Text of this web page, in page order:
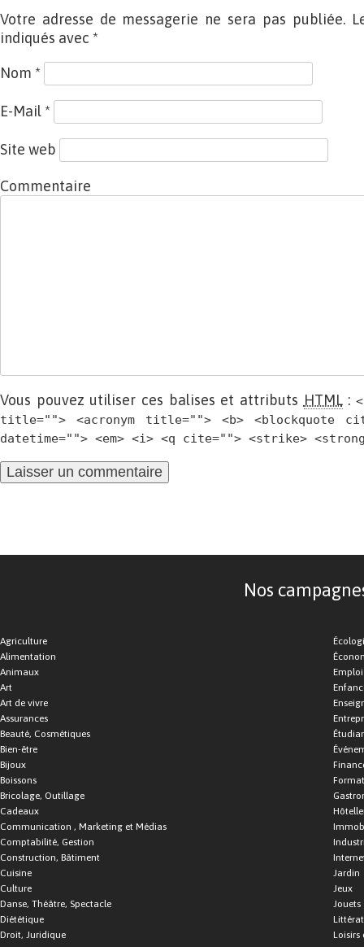
Votre adresse de messagerie ne sera pas publiée.
indiqués avec *
Nom *
E-Mail *
Site web
Commentaire
Vous pouvez utiliser ces balises et attributs HTML:
title=""> <acronym title=""> <b> <blockquote
datetime=""> <em> <i> <q cite=""> <strike>
Nos
Agriculture
Alimentation
Animaux
Art
Art de vivre
Assurances
Beauté, Cosmétiques
Bien-être
Bijoux
Boissons
Bricolage, Outillage
Cadeaux
Communication , Marketing et Médias
Comptabilité, Gestion
Construction, Bâtiment
Cuisine
Culture
Danse, Théâtre, Spectacle
Diététique
Droit, Juridique
Emploi
Jardin
Jeux
Jouets
Loisirs